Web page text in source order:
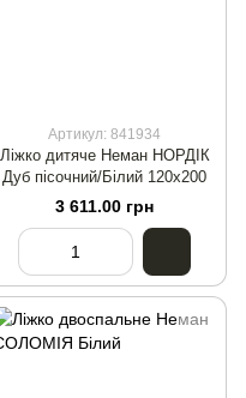
Артикул: 841934
Ліжко дитяче Неман НОРДІК
Дуб пісочний/Білий 120х200
3 611.00 грн